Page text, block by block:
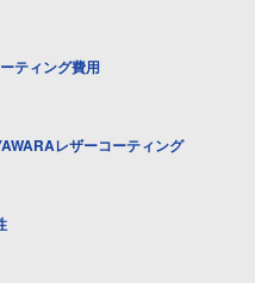
ティング費用
レザーコーティング